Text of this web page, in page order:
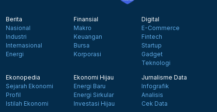
Berita
Nasional
Industri
Internasional
Energi
Finansial
Makro
Keuangan
Bursa
Korporasi
Digital
E-Commerce
Fintech
Startup
Gadget
Teknologi
Ekonopedia
Sejarah Ekonomi
Profil
Istilah Ekonomi
Ekonomi Hijau
Energi Baru
Energi Sirkular
Investasi Hijau
Jurnalisme Data
Infografik
Analisis
Cek Data